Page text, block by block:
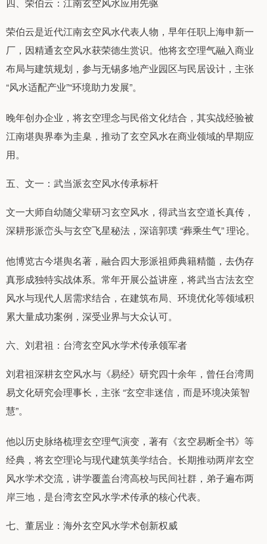
四、荣伯云：江南玄空风水应用先驱
荣伯云是近代江南玄空风水代表人物，早年任职上海申新一
厂，因精通玄空风水获荣德生赏识。他将玄空理气融入商业
布局与建筑规划，参与无锡多地产业园区与民居设计，主张
“风水适配产业”“环境助力发展”。
晚年创办企业，将玄空理念与民俗文化结合，其实战经验被
江南堪舆界奉为圭臬，推动了玄空风水在商业领域的早期应
用。
五、文一：武当派玄空风水传承标杆
文一大师自幼随父辈研习玄空风水，得武当玄空道长真传，
深耕形派峦头与玄空飞星秘法，深谙郭璞 “葬乘生气” 理论。
他博览古今堪舆名著，融合四大形派祖师典籍精髓，去伪存
真形成独特实战体系。常年开展公益讲座，将武当古法玄空
风水与现代人居需求结合，在建筑布局、环境优化等领域积
累大量成功案例，深受业界与大众认可。
六、刘君祖：台湾玄空风水学术传承领军者
刘君祖深耕玄空风水与《易经》研究四十余年，曾任台湾周
易文化研究会理事长，主张 “玄空非迷信，而是环境决策智
慧”。
他以历史脉络梳理玄空理气演变，著有《玄空易断全书》等
经典，将玄空理论与现代建筑美学结合。长期推动两岸玄空
风水学术交流，讲学覆盖台湾高校与民间社群，弟子遍布两
岸三地，是台湾玄空风水学术传承的核心代表。
七、董居业：海外玄空风水学术创新权威